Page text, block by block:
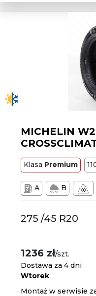
MICHELIN
Klasa Premium
A B
275 /45 R20
1236 zł/szt.
Dostawa za 4 dni
Wtorek
Montaż w serwisie